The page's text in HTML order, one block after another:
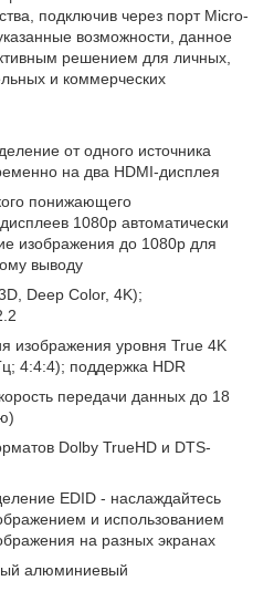
подключив через порт Micro-
возможности, данное
решением для личных,
и коммерческих
от одного источника
на два HDMI-дисплея
понижающего
1080p автоматически
изображения до 1080p для
выводу
Deep Color, 4K);
изображения уровня True 4K
4:4:4); поддержка HDR
передачи данных до 18
Dolby TrueHD и DTS-
EDID - наслаждайтесь
и использованием
на разных экранах
алюминиевый